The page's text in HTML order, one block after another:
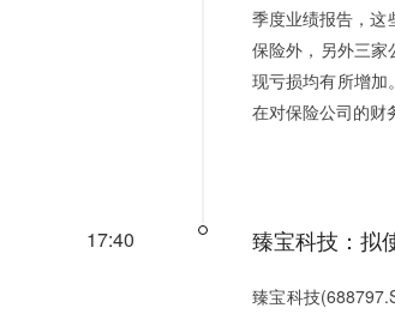
季度业绩报告，这
保险外，另外三
现亏损均有所增加
在对保险公司的财
17:40 臻宝科技：拟
臻宝科技